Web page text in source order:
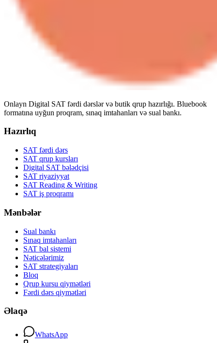
Onlayn Digital SAT fərdi dərslər və butik qrup hazırlığı. Bluebook
formatına uyğun proqram, sınaq imtahanları və sual bankı.
Hazırlıq
SAT fərdi dərs
SAT qrup kursları
Digital SAT bələdçisi
SAT riyaziyyat
SAT Reading & Writing
SAT iş proqramı
Mənbələr
Sual bankı
Sınaq imtahanları
SAT bal sistemi
Nəticələrimiz
SAT strategiyaları
Bloq
Qrup kursu qiymətləri
Fərdi dərs qiymətləri
Əlaqə
WhatsApp